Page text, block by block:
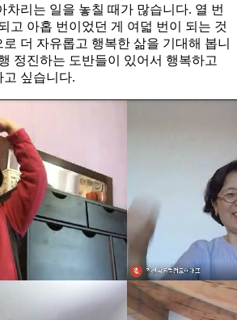
차리는 일을 놓칠 때가 많습니다. 열 번
고 아홉 번이었던 게 여덟 번이 되는 것
더 자유롭고 행복한 삶을 기대해 봅니
정진하는 도반들이 있어서 행복하고
싶습니다.